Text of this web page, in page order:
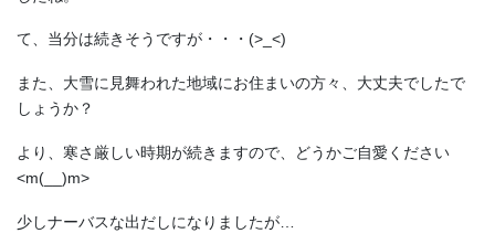
て、当分は続きそうですが・・・(>_<)
また、大雪に見舞われた地域にお住まいの方々、大丈夫でしたで
しょうか？
より、寒さ厳しい時期が続きますので、どうかご自愛ください
<m(__)m>
少しナーバスな出だしになりましたが…